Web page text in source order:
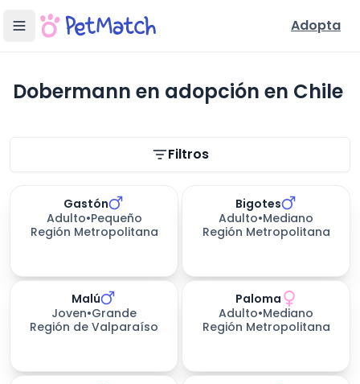
Adopta
Dobermann en adopción en Chile
Filtros
Gastón
Adulto•Pequeño
Región Metropolitana
Bigotes
Adulto•Mediano
Región Metropolitana
Malú
Joven•Grande
Región de Valparaíso
Paloma
Adulto•Mediano
Región Metropolitana